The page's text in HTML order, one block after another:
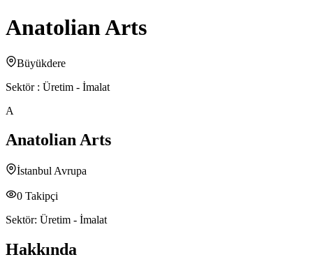
Anatolian Arts
Büyükdere
Sektör : Üretim - İmalat
A
Anatolian Arts
İstanbul Avrupa
0 Takipçi
Sektör: Üretim - İmalat
Hakkında